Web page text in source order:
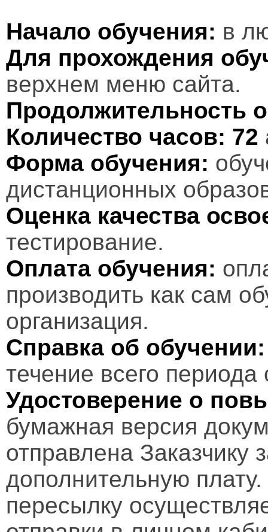
Начало обучения: в
Для прохождения
верхнем меню сайта.
Продолжительность
Количество часов: 72
Форма обучения:
дистанционных
Оценка качества
тестирование.
Оплата обучения:
производить как сам
организация.
Справка об обучении:
течение всего периода
Удостоверение о
бумажная версия
отправлена Заказчику
дополнительную
пересылку